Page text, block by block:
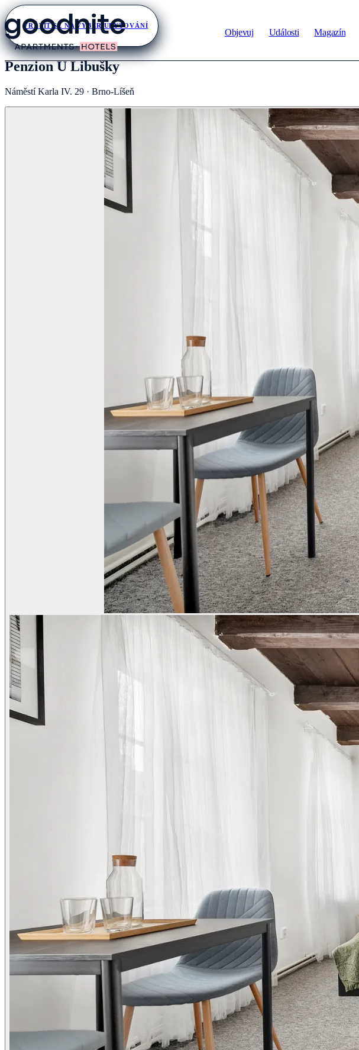
Objevuj Události Magazín
VRÁTIT SE NA VÝBĚR UBYTOVÁNÍ
Penzion U Libušky
Náměstí Karla IV. 29 · Brno-Líšeň